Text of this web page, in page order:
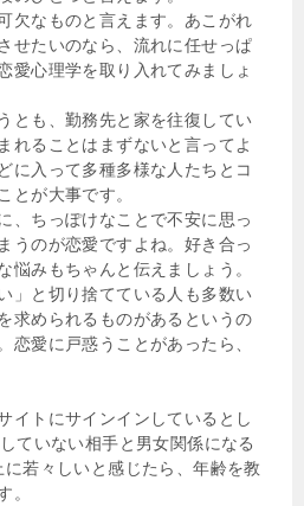
欠なものと言えます。あこがれ
せたいのなら、流れに任せっぱ
愛心理学を取り入れてみましょ
とも、勤務先と家を往復してい
れることはまずないと言ってよ
に入って多種多様な人たちとコ
とが大事です。
、ちっぽけなことで不安に思っ
うのが恋愛ですよね。好き合っ
悩みもちゃんと伝えましょう。
」と切り捨てている人も多数い
求められるものがあるというの
恋愛に戸惑うことがあったら、
イトにサインインしているとし
ていない相手と男女関係になる
若々しいと感じたら、年齢を教
。